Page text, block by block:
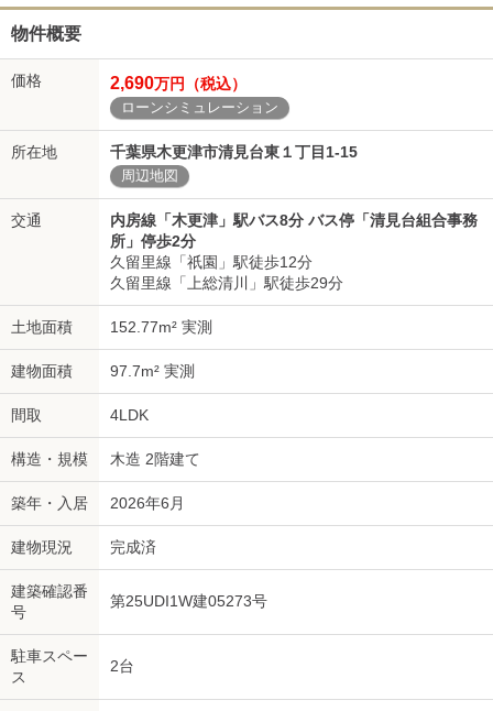
物件概要
価格 2,690万円（税込）
ローンシミュレーション
所在地 千葉県木更津市清見台東１丁目1-15
周辺地図
交通
内房線「木更津」駅バス8分 バス停「清見台組合事務
所」停歩2分
久留里線「祇園」駅徒歩12分
久留里線「上総清川」駅徒歩29分
土地面積 152.77m² 実測
建物面積 97.7m² 実測
間取 4LDK
構造・規模 木造 2階建て
築年・入居 2026年6月
建物現況 完成済
建築確認番
号
第25UDI1W建05273号
駐車スペー
ス
2台